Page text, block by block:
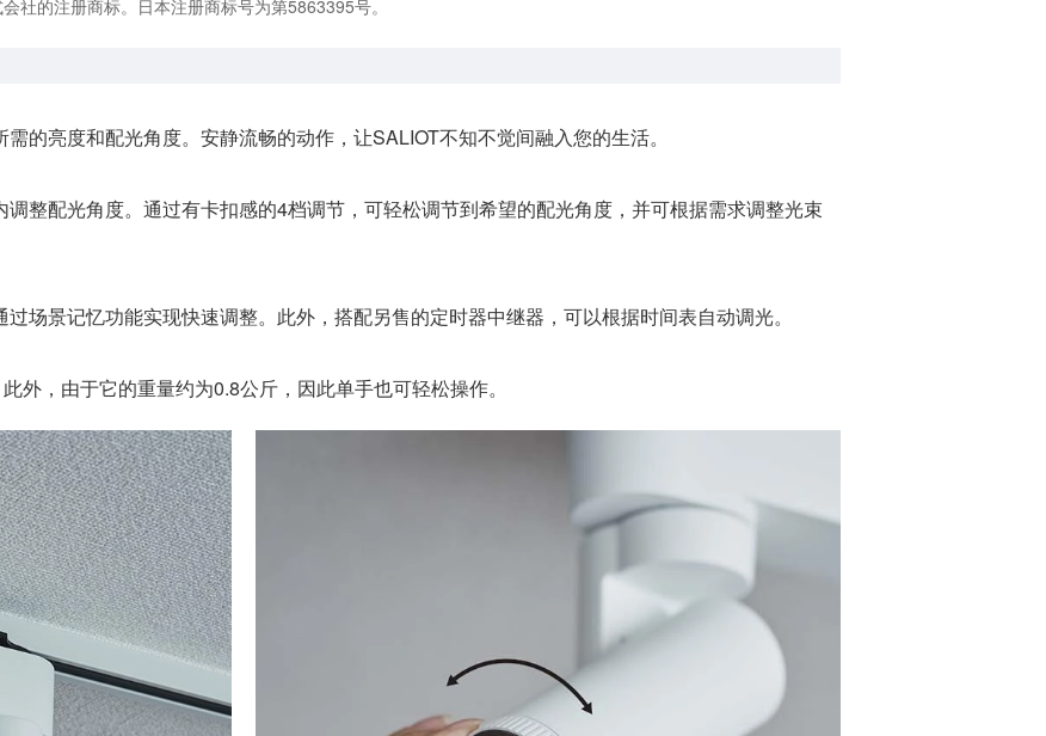
社的注册商标。日本注册商标号为第5863395号。
的亮度和配光角度。安静流畅的动作，让SALIOT不知不觉间融入您的生活。
调整配光角度。通过有卡扣感的4档调节，可轻松调节到希望的配光角度，并可根据需求调整光束
场景记忆功能实现快速调整。此外，搭配另售的定时器中继器，可以根据时间表自动调光。
外，由于它的重量约为0.8公斤，因此单手也可轻松操作。